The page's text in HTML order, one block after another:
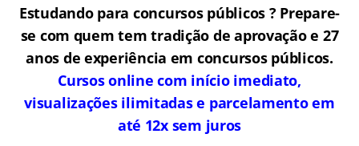
Estudando para concursos públicos ? Prepare-
se com quem tem tradição de aprovação e 27
anos de experiência em concursos públicos.
Cursos online com início imediato,
visualizações ilimitadas e parcelamento em
até 12x sem juros